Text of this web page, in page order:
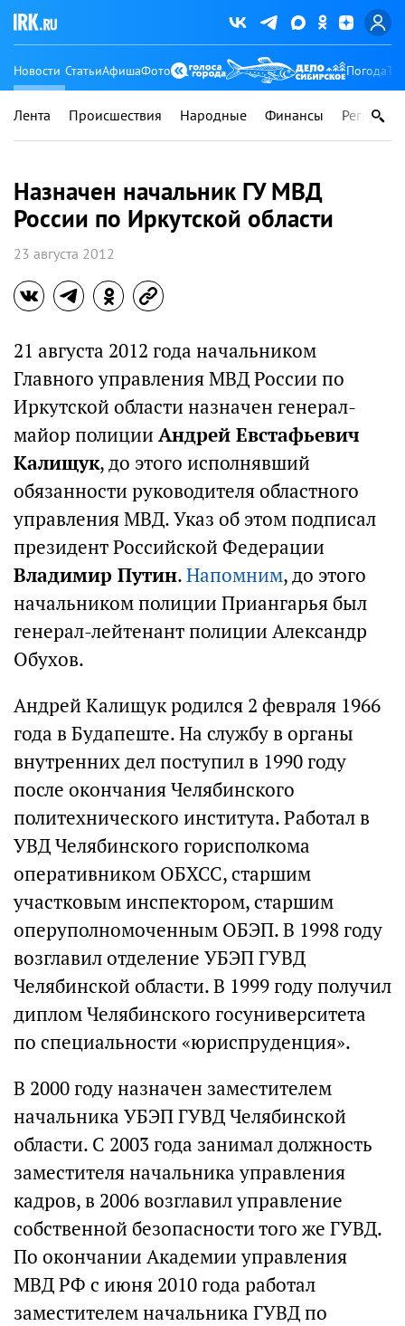
Новости СтатьиАфишаФото Погода
Лента Происшествия Народные Финансы Регионы
Назначен начальник ГУ МВД
России по Иркутской области
23 августа 2012
21 августа 2012 года начальником
Главного управления МВД России по
Иркутской области назначен генерал-
майор полиции Андрей Евстафьевич
Калищук, до этого исполнявший
обязанности руководителя областного
управления МВД. Указ об этом подписал
президент Российской Федерации
Владимир Путин.Напомним, до этого
начальником полиции Приангарья был
генерал-лейтенант полиции Александр
Обухов.
Андрей Калищук родился 2 февраля 1966
года в Будапеште. На службу в органы
внутренних дел поступил в 1990 году
после окончания Челябинского
политехнического института. Работал в
УВД Челябинского горисполкома
оперативником ОБХСС, старшим
участковым инспектором, старшим
оперуполномоченным ОБЭП. В 1998 году
возглавил отделение УБЭП ГУВД
Челябинской области. В 1999 году получил
диплом Челябинского госуниверситета
по специальности «юриспруденция».
В 2000 году назначен заместителем
начальника УБЭП ГУВД Челябинской
области. С 2003 года занимал должность
заместителя начальника управления
кадров, в 2006 возглавил управление
собственной безопасности того же ГУВД.
По окончании Академии управления
МВД РФ с июня 2010 года работал
заместителем начальника ГУВД по